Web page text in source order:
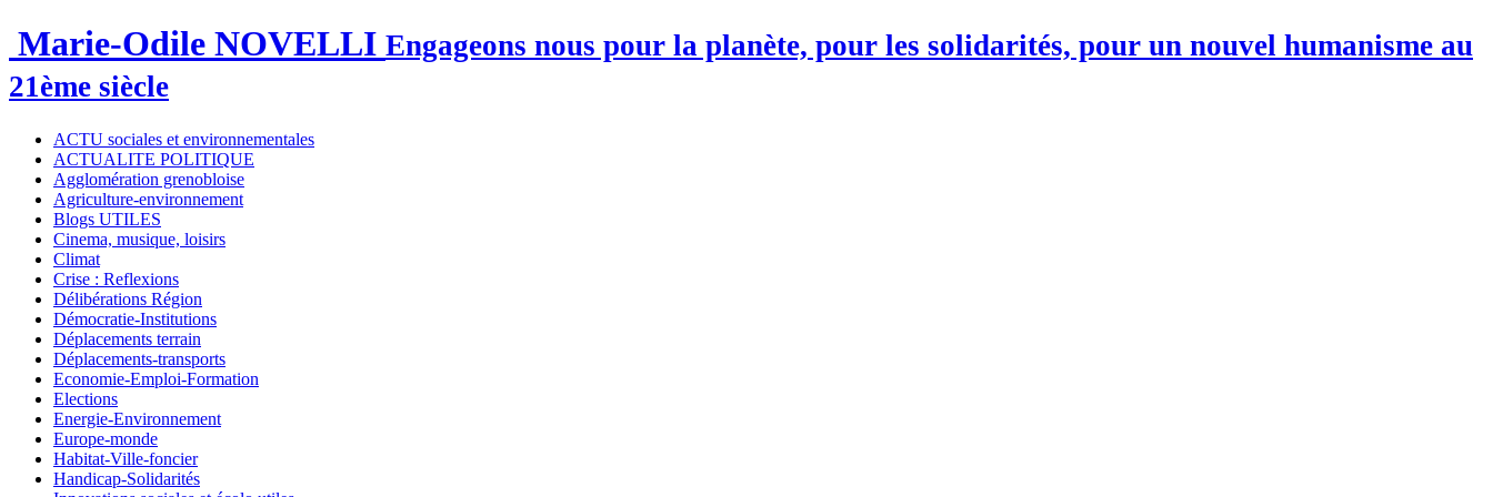
Marie-Odile NOVELLI Engageons nous pour la planète, pour les solidarités, pour un nouvel humanisme au
21ème siècle
ACTU sociales et environnementales
ACTUALITE POLITIQUE
Agglomération grenobloise
Agriculture-environnement
Blogs UTILES
Cinema, musique, loisirs
Climat
Crise : Reflexions
Délibérations Région
Démocratie-Institutions
Déplacements terrain
Déplacements-transports
Economie-Emploi-Formation
Elections
Energie-Environnement
Europe-monde
Habitat-Ville-foncier
Handicap-Solidarités